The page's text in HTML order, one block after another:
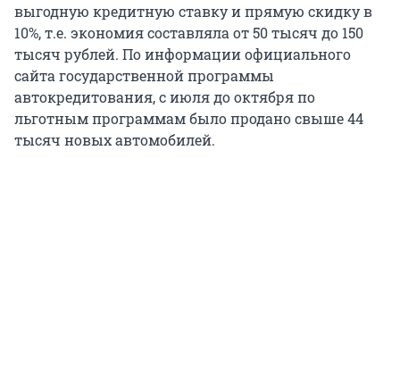
выгодную кредитную ставку и прямую скидку в
10%, т.е. экономия составляла от 50 тысяч до 150
тысяч рублей. По информации официального
сайта государственной программы
автокредитования, с июля до октября по
льготным программам было продано свыше 44
тысяч новых автомобилей.